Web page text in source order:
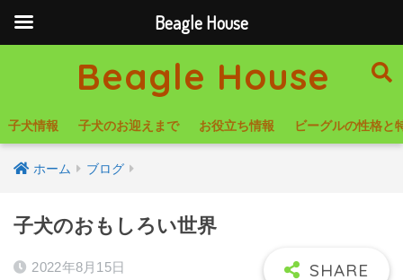
Beagle House
子犬情報 子犬のお迎えまで お役立ち情報 ビーグルの性格と
ホーム ブログ
子犬のおもしろい世界
2022年8月15日
Beagle House